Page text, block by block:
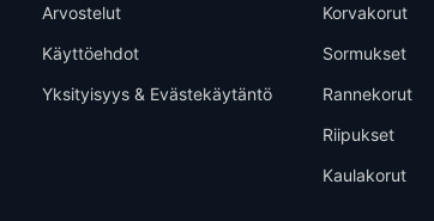
Arvostelut
Käyttöehdot
Yksityisyys & Evästekäytäntö
Korvakorut
Sormukset
Rannekorut
Riipukset
Kaulakorut